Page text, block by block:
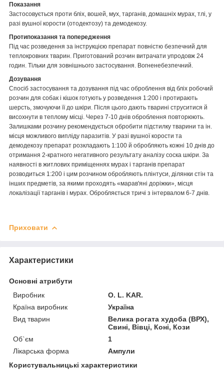
Показання
Застосовується проти бліх, вошей, мух, тарганів, домашніх мурах, тлі, у
разі вушної корости (отодектозу) та демодекозу.
Протипоказання та попередження
Під час розведення за інструкцією препарат повністю безпечний для
теплокровних тварин. Приготований розчин витрачати упродовж 24
годин. Тільки для зовнішнього застосування. Вогненебезпечний.
Дозування
Спосіб застосування та дозування під час оброблення від бліх робочий
розчин для собак і кішок готують у розведення 1:200 і протирають
шерсть, змочуючи її до шкіри. Після цього дають тварині струситися й
висохнути в теплому місці. Через 7-10 днів оброблення повторюють.
Залишками розчину рекомендується обробити підстилку тварини та ін.
місця можливого випліду паразитів. У разі вушної корости та
демодекозу препарат розкладають 1:100 й обробляють кожні 10 днів до
отримання 2-кратного негативного результату аналізу соска шкіри. За
наявності в житлових приміщеннях мурах і тарганів препарат
розводиться 1:200 і цим розчином обробляють плінтуси, ділянки стін та
інших предметів, за якими проходять «марав'яні доріжки», місця
локалізації тарганів і мурах. Обробляється тричі з інтервалом 6-7 днів.
Приховати
Характеристики
Основні атрибути
Виробник
O. L. KAR.
Країна виробник
Україна
Вид тварин
Велика рогата худоба (ВРХ),
Свині, Вівці, Коні, Кози
Об`єм
1
Лікарська форма
Ампули
Користувальницькі характеристики